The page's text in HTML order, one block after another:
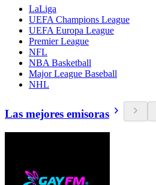
LaLiga
UEFA Champions League
UEFA Europa League
Premier League
NFL
NBA Basketball
Major League Baseball
NHL
Las mejores emisoras